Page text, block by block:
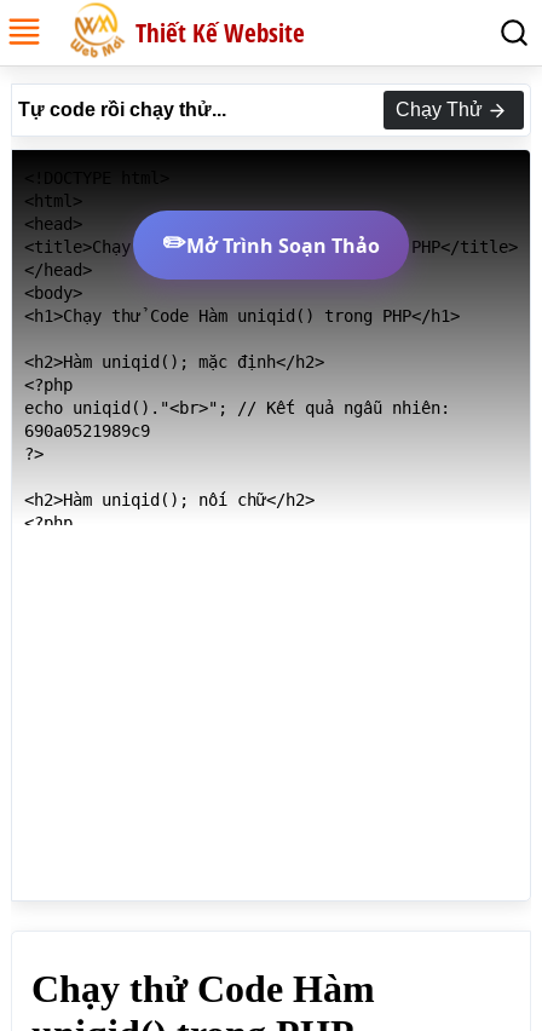
Thiết Kế Website
Tự code rồi chạy thử... Chạy Thử
<html>
<head>
<title>Chạy thử Code Hàm uniqid() trong PHP</title>
</head>
<body>
<h1>Chạy thử Code Hàm uniqid() trong PHP</h1>
<h2>Hàm uniqid(); mặc định</h2>
<?php
echo uniqid()."<br>"; // Kết quả ngẫu nhiên:
690a0521989c9
?>
<h2>Hàm uniqid(); nối chữ</h2>
<?php
✏️Mở Trình Soạn Thảo